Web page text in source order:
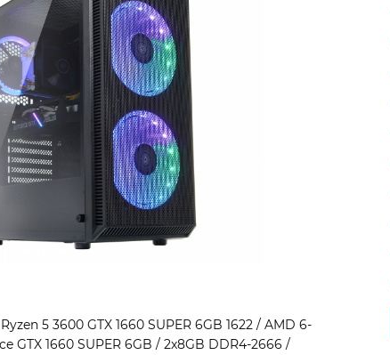
5 3600 GTX 1660 SUPER 6GB 1622 / AMD 6-
GTX 1660 SUPER 6GB / 2x8GB DDR4-2666 /